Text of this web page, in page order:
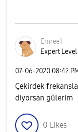
Emree1
Expert Level
‎07-06-2020 08:42
Çekirdek
diyorsan gülerim
0 Likes